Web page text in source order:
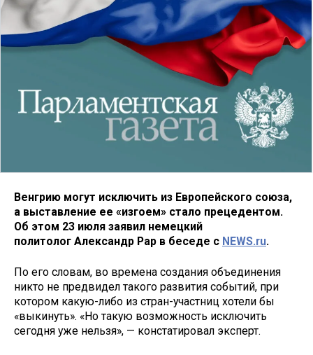
Венгрию могут исключить из Европейского союза,
а выставление ее «изгоем» стало прецедентом.
Об этом 23 июля заявил немецкий
политолог Александр Рар в беседе с NEWS.ru.
По его словам, во времена создания объединения
никто не предвидел такого развития событий, при
котором какую-либо из стран-участниц хотели бы
«выкинуть». «Но такую возможность исключить
сегодня уже нельзя», — констатировал эксперт.